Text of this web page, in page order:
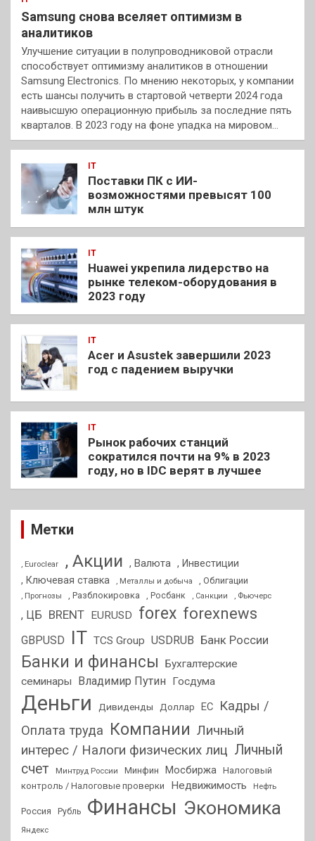
Samsung снова вселяет оптимизм в
аналитиков
Улучшение ситуации в полупроводниковой отрасли
способствует оптимизму аналитиков в отношении
Samsung Electronics. По мнению некоторых, у компании
есть шансы получить в стартовой четверти 2024 года
наивысшую операционную прибыль за последние пять
кварталов. В 2023 году на фоне упадка на мировом…
IT
Поставки ПК с ИИ-
возможностями превысят 100
млн штук
IT
Huawei укрепила лидерство на
рынке телеком-оборудования в
2023 году
IT
Acer и Asustek завершили 2023
год с падением выручки
IT
Рынок рабочих станций
сократился почти на 9% в 2023
году, но в IDC верят в лучшее
Метки
, Euroclear , Акции , Валюта , Инвестиции
, Ключевая ставка
, Металлы и добыча , Облигации
, Прогнозы , Разблокировка , Росбанк , Санкции , Фьючерс
, ЦБ BRENT EURUSD forex forexnews
GBPUSD IT TCS Group USDRUB Банк России
Банки и финансы
Бухгалтерские
семинары
Владимир Путин Госдума
Деньги Дивиденды Доллар ЕС
Кадры /
Оплата труда Компании Личный
интерес / Налоги физических лиц Личный
счет
Минтруд России Минфин Мосбиржа Налоговый
контроль / Налоговые проверки
Недвижимость Нефть
Россия Рубль Финансы Экономика
Яндекс